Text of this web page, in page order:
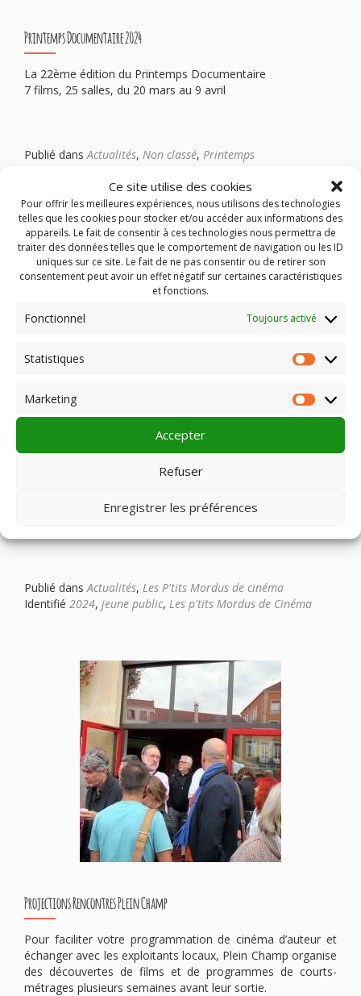
Ce site utilise des cookies
Pour offrir les meilleures expériences, nous utilisons des technologies
telles que les cookies pour stocker et/ou accéder aux informations des
appareils. Le fait de consentir à ces technologies nous permettra de
traiter des données telles que le comportement de navigation ou les ID
uniques sur ce site. Le fait de ne pas consentir ou de retirer son
consentement peut avoir un effet négatif sur certaines caractéristiques
et fonctions.
Fonctionnel Toujours activé
Statistiques
Marketing
Accepter
Refuser
Enregistrer les préférences
Printemps Documentaire 2024
La 22ème édition du Printemps Documentaire
7 films, 25 salles, du 20 mars au 9 avril
Publié dans Actualités, Non classé, Printemps
Les P’tits Mordus de Cinéma (janvier à mai 2024)
6 programmes de films pour les enfants de 3 à 7 ans à
Publié dans Actualités, Les P'tits Mordus de cinéma
Identifié 2024, jeune public, Les p'tits Mordus de Cinéma
Projections Rencontres Plein Champ
Pour faciliter votre programmation de cinéma d’auteur et
échanger avec les exploitants locaux, Plein Champ organise
des découvertes de films et de programmes de courts-
métrages plusieurs semaines avant leur sortie.